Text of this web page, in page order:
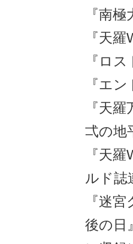
『南
『天
『ロ
『エ
『天
弌の地
『天
ルド誌
『迷
後の日